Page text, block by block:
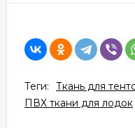
Теги: Ткань для
ПВХ ткани для лодок